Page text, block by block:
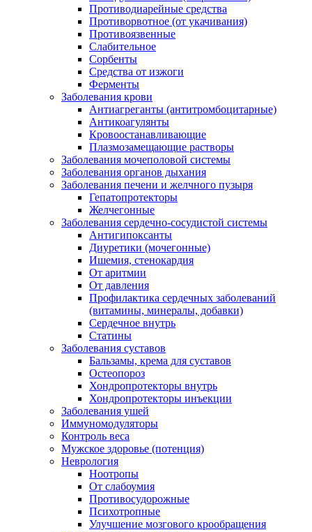
Противодиарейные средства
Противорвотное (от укачивания)
Противоязвенные
Слабительное
Сорбенты
Средства от изжоги
Ферменты
Заболевания крови
Антиагреганты (антитромбоцитарные)
Антикоагулянты
Кровоостанавливающие
Плазмозамещающие растворы
Заболевания мочеполовой системы
Заболевания органов дыхания
Заболевания печени и желчного пузыря
Гепатопротекторы
Желчегонные
Заболевания сердечно-сосудистой системы
Антигипоксанты
Диуретики (мочегонные)
Ишемия, стенокардия
От аритмии
От давления
Профилактика сердечных заболеваний
(витамины, минералы, добавки)
Сердечное внутрь
Статины
Заболевания суставов
Бальзамы, крема для суставов
Остеопороз
Хондропротекторы внутрь
Хондропротекторы инъекции
Заболевания ушей
Иммуномодуляторы
Контроль веса
Мужское здоровье (потенция)
Неврология
Ноотропы
От слабоумия
Противосудорожные
Психотропные
Улучшение мозгового крообращения